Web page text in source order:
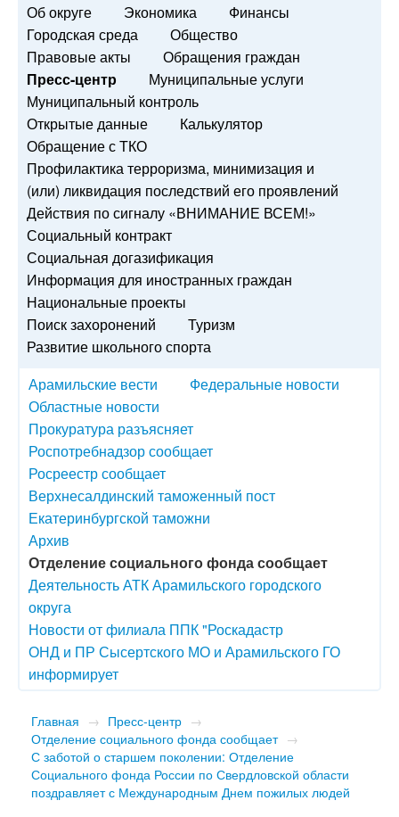
Об округе Экономика
Финансы
Городская среда
Общество
Правовые акты
Обращения граждан
Пресс-центр
Муниципальные услуги
Муниципальный контроль
Открытые данные
Калькулятор
Обращение с ТКО
Профилактика терроризма, минимизация и
(или) ликвидация последствий его проявлений
Действия по сигналу «ВНИМАНИЕ ВСЕМ!»
Социальный контракт
Социальная догазификация
Информация для иностранных граждан
Национальные проекты
Поиск захоронений
Туризм
Развитие школьного спорта
Арамильские вести
Федеральные новости
Областные новости
Прокуратура разъясняет
Роспотребнадзор сообщает
Росреестр сообщает
Верхнесалдинский таможенный пост
Екатеринбургской таможни
Архив
Отделение социального фонда сообщает
Деятельность АТК Арамильского городского
округа
Новости от филиала ППК "Роскадастр
ОНД и ПР Сысертского МО и Арамильского ГО
информирует
Главная → Пресс-центр →
Отделение социального фонда сообщает →
​С заботой о старшем поколении: Отделение
Социального фонда России по Свердловской области
поздравляет с Международным Днем пожилых людей